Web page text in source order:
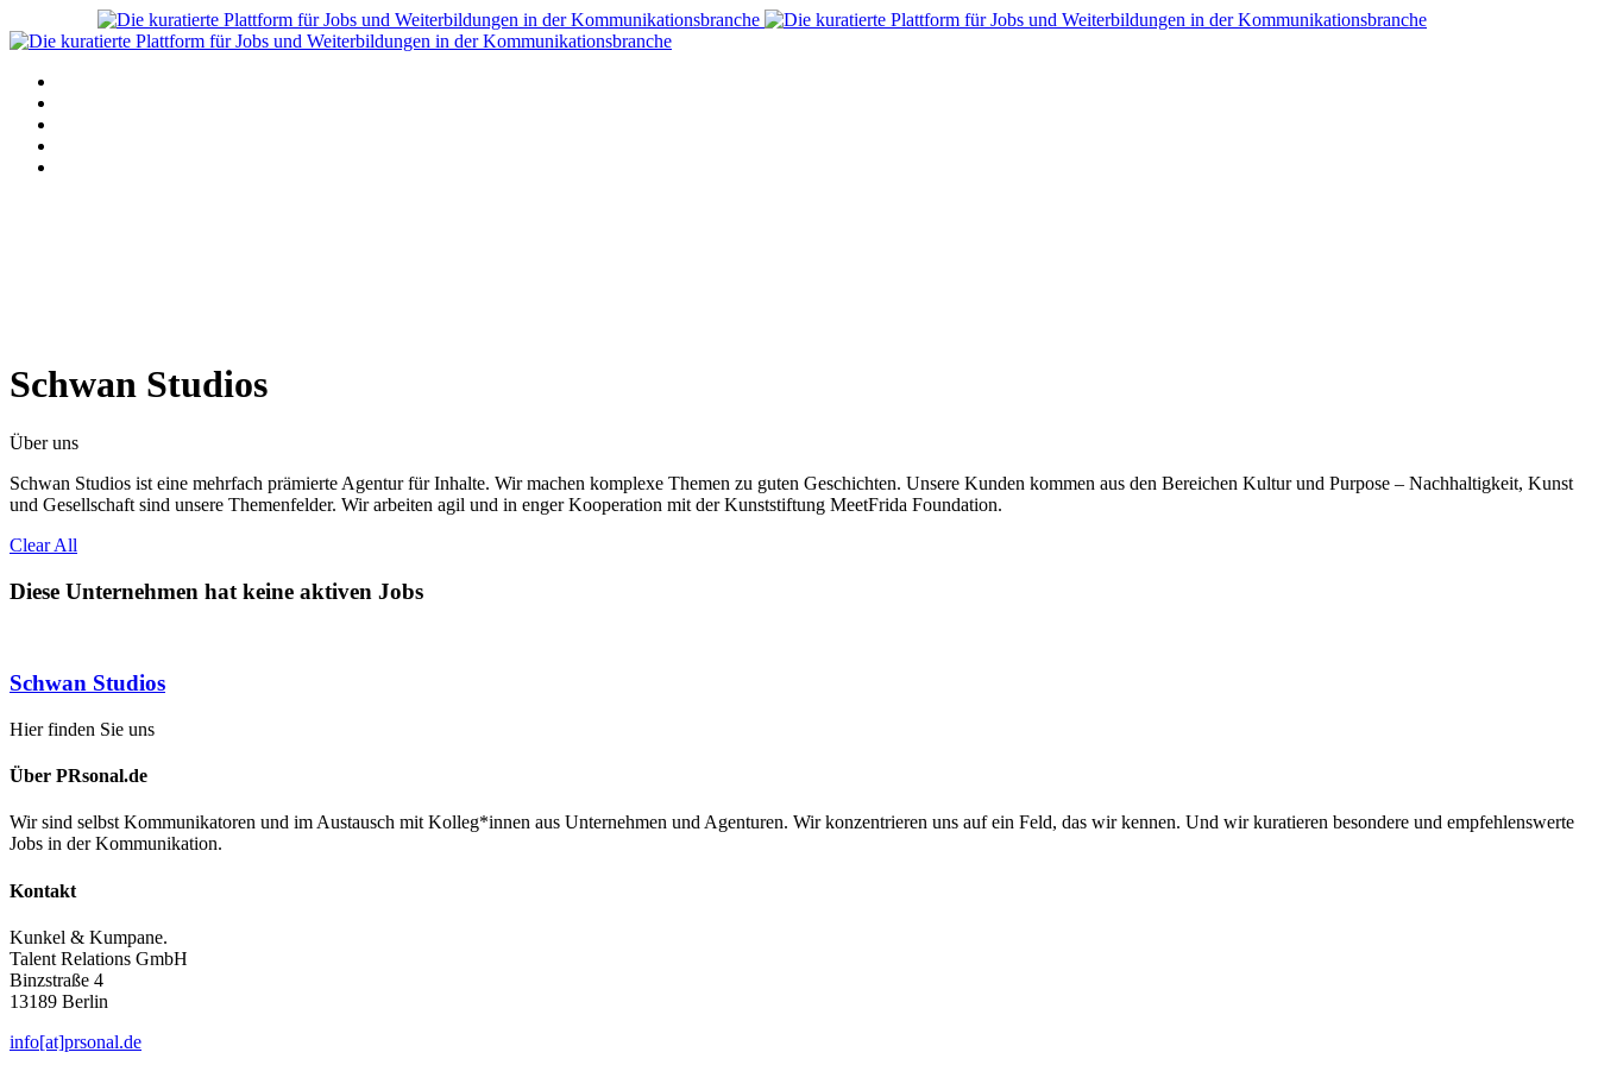
Schwan Studios
Über uns
Schwan Studios ist eine mehrfach prämierte Agentur für Inhalte. Wir machen komplexe Themen zu guten Geschichten. Unsere Kunden kommen aus den Bereichen Kultur und Purpose – Nachhaltigkeit, Kunst
und Gesellschaft sind unsere Themenfelder. Wir arbeiten agil und in enger Kooperation mit der Kunststiftung MeetFrida Foundation.
Clear All
Diese Unternehmen hat keine aktiven Jobs
Schwan Studios
Hier finden Sie uns
Über PRsonal.de
Wir sind selbst Kommunikatoren und im Austausch mit Kolleg*innen aus Unternehmen und Agenturen. Wir konzentrieren uns auf ein Feld, das wir kennen. Und wir kuratieren besondere und empfehlenswerte
Jobs in der Kommunikation.
Kontakt
Kunkel & Kumpane.
Talent Relations GmbH
Binzstraße 4
13189 Berlin
info[at]prsonal.de